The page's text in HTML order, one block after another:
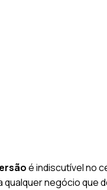
é indiscutível no
negócio que